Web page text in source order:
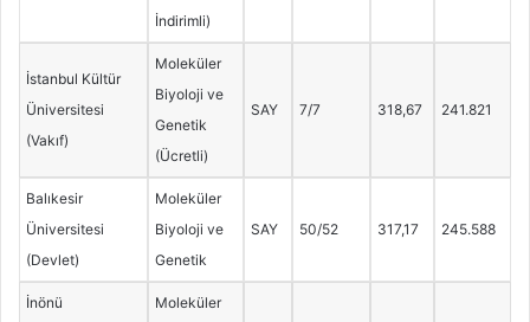
İndirimli)
İstanbul Kültür
Üniversitesi
(Vakıf)
Moleküler
Biyoloji ve
Genetik
(Ücretli)
SAY 7/7 318,67 241.821
Balıkesir
Üniversitesi
(Devlet)
Moleküler
Biyoloji ve
Genetik
SAY 50/52 317,17 245.588
İnönü
Moleküler